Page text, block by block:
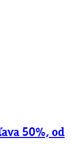
50%, od